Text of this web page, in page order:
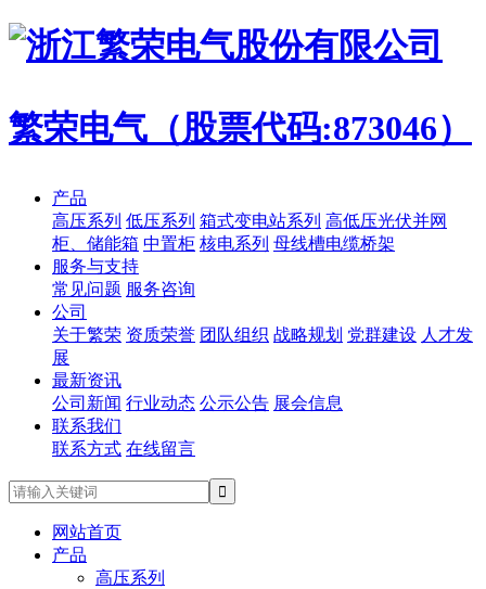
繁荣电气（股票代码:873046）
产品
高压系列 低压系列 箱式变电站系列 高低压光伏并网
柜、储能箱 中置柜 核电系列 母线槽电缆桥架
服务与支持
常见问题 服务咨询
公司
关于繁荣 资质荣誉 团队组织 战略规划 党群建设 人才发
展
最新资讯
公司新闻 行业动态 公示公告 展会信息
联系我们
联系方式 在线留言
网站首页
产品
高压系列